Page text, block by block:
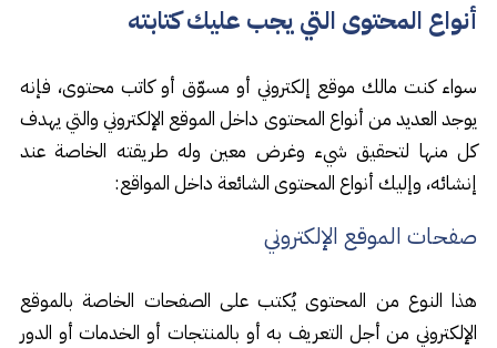
أنواع المحتوى التي يجب عليك كتابته
سواء كنت مالك موقع إلكتروني أو مسوّق أو كاتب محتوى، فإنه
يوجد العديد من أنواع المحتوى داخل الموقع الإلكتروني والتي يهدف
كل منها لتحقيق شيء وغرض معين وله طريقته الخاصة عند
إنشائه، وإليك أنواع المحتوى الشائعة داخل المواقع:
صفحات الموقع الإلكتروني
هذا النوع من المحتوى يُكتب على الصفحات الخاصة بالموقع
الإلكتروني من أجل التعريف به أو بالمنتجات أو الخدمات أو الدور